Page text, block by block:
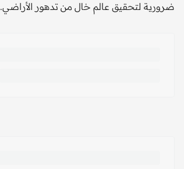
ضرورية لتحقيق عالم خال من تدهور الأراضي.